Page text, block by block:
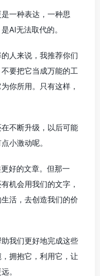
一种表达，一种思
AI无法取代的。
人来说，我推荐你们
要把它当成万能的工
你所用。只有这样，
不断升级，以后可能
小激动呢。
好的文章。但那一
机会用我们的文字，
活，去创造我们的价
助我们更好地完成这些
拥抱它，利用它，让
。